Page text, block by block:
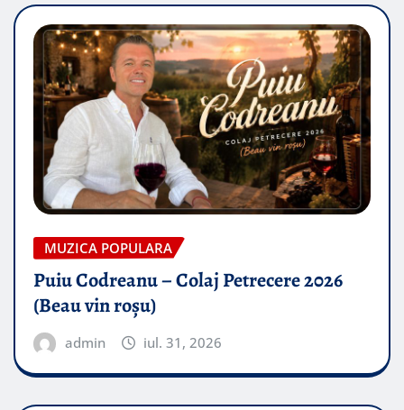
MUZICA POPULARA
Puiu Codreanu – Colaj Petrecere 2026
(Beau vin roșu)
admin iul. 31, 2026